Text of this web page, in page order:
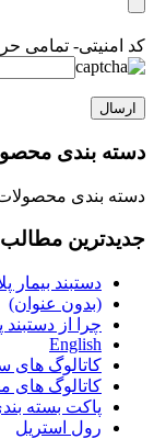
کد امنیتی- تمامی
دسته بندی
دسته بندی
جدیدترین
دستبند بیمار
(بدون عنوان)
چرا از
English
کاتالوگ های
کاتالوگ های
پاکت بسته
رول استریل